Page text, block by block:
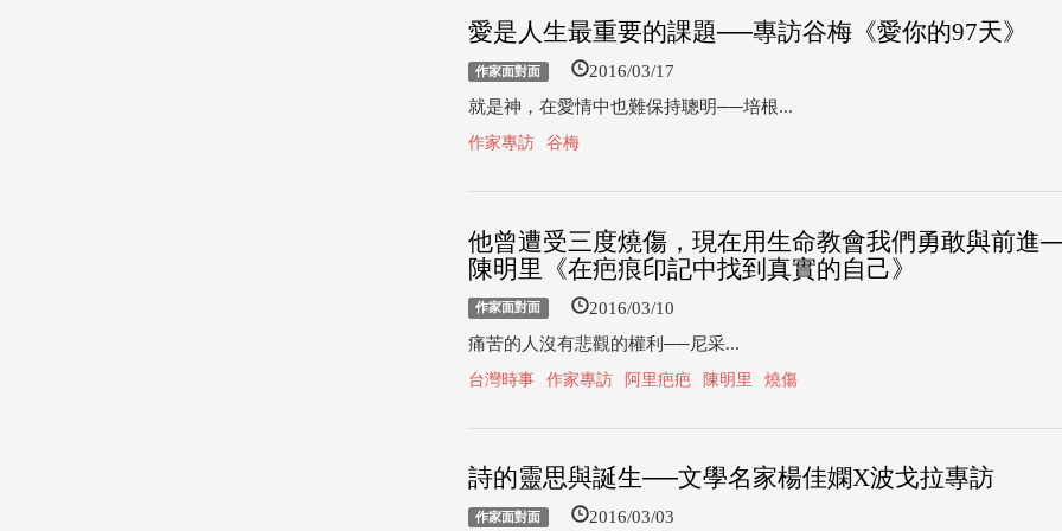
愛是人生最重要的課題──專訪谷梅《愛你的97天》
作家面對面 2016/03/17
就是神，在愛情中也難保持聰明──培根...
作家專訪 谷梅
他曾遭受三度燒傷，現在用生命教會我們勇敢與前進
陳明里《在疤痕印記中找到真實的自己》
作家面對面 2016/03/10
痛苦的人沒有悲觀的權利──尼采...
台灣時事 作家專訪 阿里疤疤 陳明里 燒傷
詩的靈思與誕生──文學名家楊佳嫻X波戈拉專訪
作家面對面 2016/03/03